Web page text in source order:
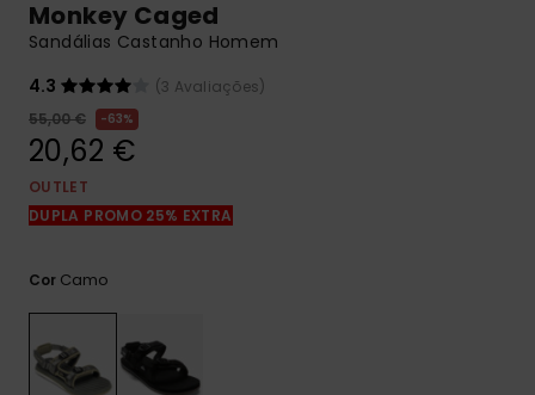
conversa
respostas
para as
formulário de
contacto.
Monkey Caged
Sandálias Castanho Homem
4.3
(3 Avaliações)
55,00 €
63%
20,62 €
OUTLET
DUPLA PROMO 25% EXTRA
Cor Camo